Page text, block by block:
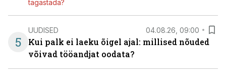
tagastada?
5
UUDISED 04.08.26, 09:00
Kui palk ei laeku õigel ajal: millised nõuded
võivad tööandjat oodata?